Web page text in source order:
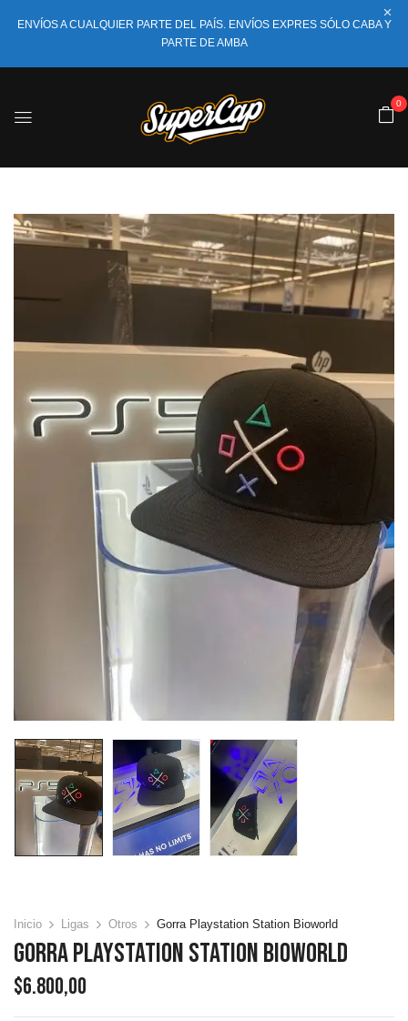
ENVÍOS A CUALQUIER PARTE DEL PAÍS. ENVÍOS EXPRES SÓLO CABA Y
PARTE DE AMBA
0
Inicio Ligas Otros Gorra Playstation Station Bioworld
Gorra Playstation Station Bioworld
$6.800,00